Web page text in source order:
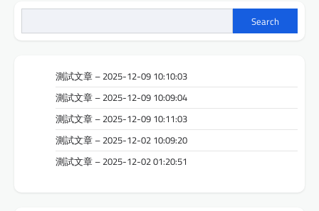
Search
測試文章 – 2025-12-09 10:10:03
測試文章 – 2025-12-09 10:09:04
測試文章 – 2025-12-09 10:11:03
測試文章 – 2025-12-02 10:09:20
測試文章 – 2025-12-02 01:20:51